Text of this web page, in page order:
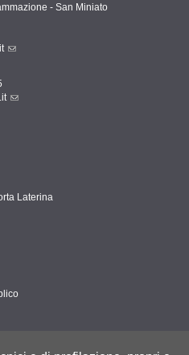
- San Miniato
Laterina